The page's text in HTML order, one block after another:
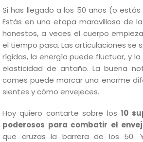
Si has llegado a los 50 años (o estás
Estás en una etapa maravillosa de
honestos, a veces el cuerpo
el tiempo pasa. Las articulaciones se
rígidas, la energía puede fluctuar, y
elasticidad de antaño. La buena
comes puede marcar una enorme
sientes y cómo envejeces.
Hoy quiero contarte sobre los10
poderosos para combatir el
que cruzas la barrera de los 50.